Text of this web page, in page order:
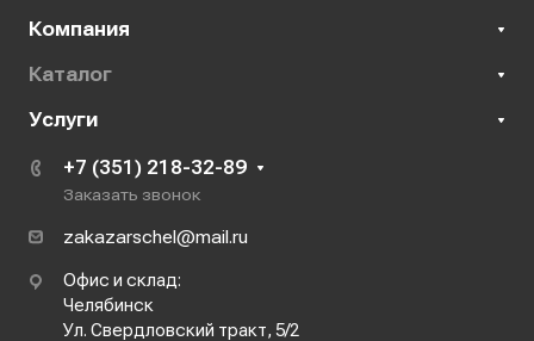
Компания
Каталог
Услуги
+7 (351) 218-32-89
Заказать звонок
zakazarschel@mail.ru
Офис и склад:
Челябинск
Ул. Свердловский тракт, 5/2